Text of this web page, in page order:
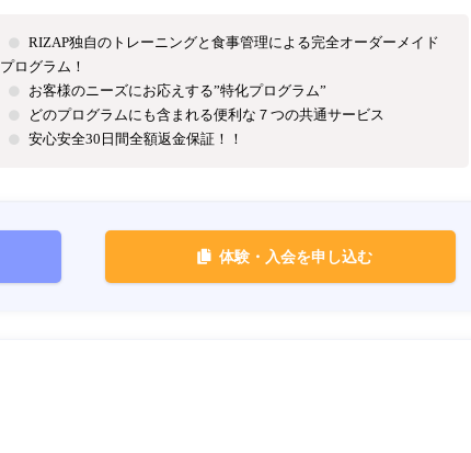
RIZAP独自のトレーニングと食事管理による完全オーダーメイド
プログラム！
お客様のニーズにお応えする”特化プログラム”
どのプログラムにも含まれる便利な７つの共通サービス
安心安全30日間全額返金保証！！
体験・入会を申し込む